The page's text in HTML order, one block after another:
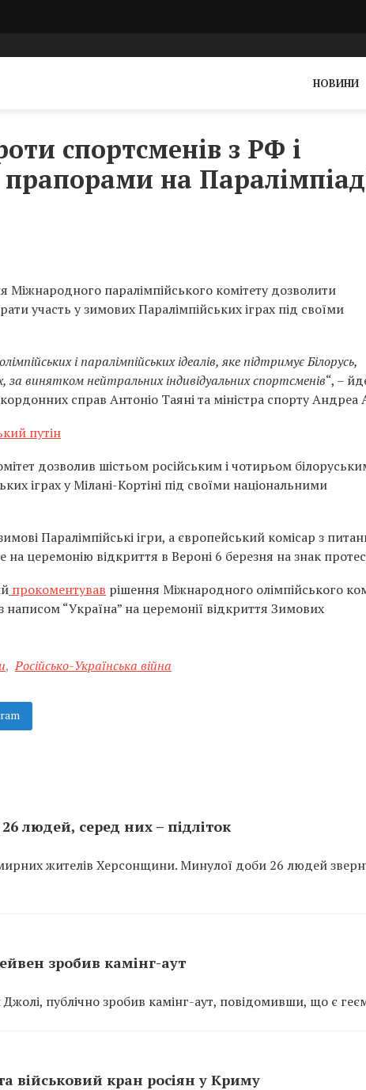
НОВИНИ
спортсменів з РФ і
прапорами на
Міжнародного паралімпійського комітету дозволити
участь у зимових Паралімпійських іграх під своїми
і паралімпійських ідеалів, яке підтримує Білорусь,
за винятком нейтральних індивідуальних спортсменів“, –
справ Антоніо Таяні та міністра спорту Андреа
путін
дозволив шістьом російським і чотирьом
іграх у Мілані-Кортіні під своїми національними
Паралімпійські ігри, а європейський комісар з
церемонію відкриття в Вероні 6 березня на знак
прокоментував рішення Міжнародного олімпійського
написом “Україна” на церемонії відкриття Зимових
, Російсько-Українська війна
людей, серед них – підліток
жителів Херсонщини. Минулої доби 26 людей
зробив камінг-аут
публічно зробив камінг-аут, повідомивши, що є
військовий кран росіян у Криму